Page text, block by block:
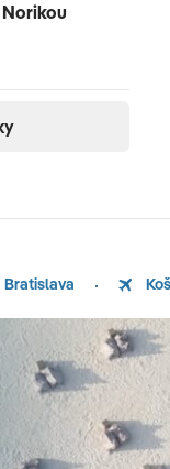
Norikou
Bratislava